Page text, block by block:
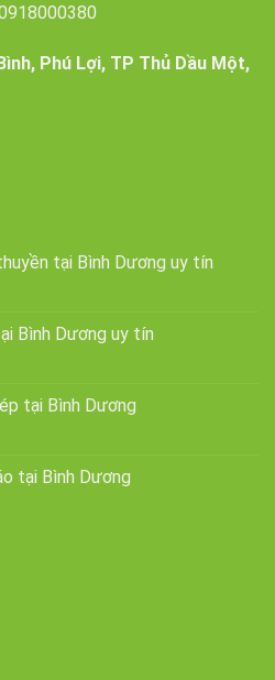
Phú Lợi, TP Thủ Dầu Một,
tại Bình Dương uy tín
Bình Dương uy tín
tại Bình Dương
tại Bình Dương